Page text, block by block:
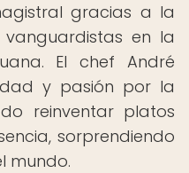
gracias a la
en la
El chef André
y pasión por la
reinventar platos
sorprendiendo
mundo.